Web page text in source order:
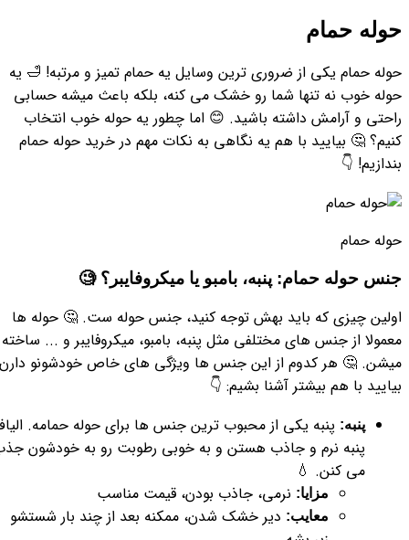
حوله حمام
حوله حمام یکی از ضروری ترین وسایل یه حمام تمیز و مرتبه! 🛁 یه
حوله خوب نه تنها شما رو خشک می کنه، بلکه باعث میشه حسابی
راحتی و آرامش داشته باشید. 😊 اما چطور یه حوله خوب انتخاب
کنیم؟ 🤔 بیایید با هم یه نگاهی به نکات مهم در خرید حوله حمام
بندازیم! 👇
حوله حمام
جنس حوله حمام: پنبه، بامبو یا میکروفایبر؟ 🧐
اولین چیزی که باید بهش توجه کنید، جنس حوله ست. 🤔 حوله ها
معمولا از جنس های مختلفی مثل پنبه، بامبو، میکروفایبر و ... ساخته
میشن. 🤔 هر کدوم از این جنس ها ویژگی های خاص خودشونو
بیایید با هم بیشتر آشنا بشیم: 👇
پنبه: پنبه یکی از محبوب ترین جنس ها برای حوله حمامه.
پنبه نرم و جاذب هستن و به خوبی رطوبت رو به خودشون
می کنن. 💧
مزایا: نرمی، جاذب بودن، قیمت مناسب
معایب: دیر خشک شدن، ممکنه بعد از چند بار شستشو